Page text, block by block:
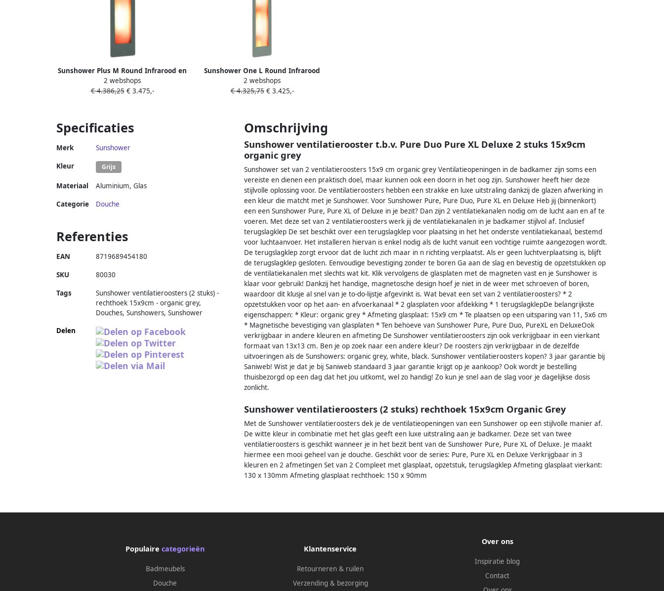
Sunshower Plus M Round Infrarood en
UV-licht 140x33 cm Inbouw Opbouw
vlak of hoek Organic Grey Sunm0600-
2 webshops
€ 4.386,25€ 3.475,-
Sunshower One L Round Infrarood
185x33 cm Inbouw Opbouw vlak of
hoek Organic Grey Sunl0500-l0103
2 webshops
€ 4.325,75€ 3.425,-
Specificaties
Merk Sunshower
Kleur Grijs
Materiaal Aluminium, Glas
Categorie Douche
Omschrijving
Sunshower ventilatierooster t.b.v. Pure Duo Pure XL Deluxe 2 stuks 15x9cm
organic grey
Sunshower set van 2 ventilatieroosters 15x9 cm organic grey Ventilatieopeningen in de badkamer zijn soms een
vereiste en dienen een praktisch doel, maar kunnen ook een doorn in het oog zijn. Sunshower heeft hier deze
stijlvolle oplossing voor. De ventilatieroosters hebben een strakke en luxe uitstraling dankzij de glazen afwerking in
een kleur die matcht met je Sunshower. Voor Sunshower Pure, Pure Duo, Pure XL en Deluxe Heb jij (binnenkort)
een een Sunshower Pure, Pure XL of Deluxe in je bezit? Dan zijn 2 ventilatiekanalen nodig om de lucht aan en af te
voeren. Met deze set van 2 ventilatieroosters werk jij de ventilatiekanalen in je badkamer stijlvol af. Inclusief
terugslagklep De set beschikt over een terugslagklep voor plaatsing in het het onderste ventilatiekanaal, bestemd
voor luchtaanvoer. Het installeren hiervan is enkel nodig als de lucht vanuit een vochtige ruimte aangezogen wordt.
De terugslagklep zorgt ervoor dat de lucht zich maar in n richting verplaatst. Als er geen luchtverplaatsing is, blijft
de terugslagklep gesloten. Eenvoudige bevestiging zonder te boren Ga aan de slag en bevestig de opzetstukken op
de ventilatiekanalen met slechts wat kit. Klik vervolgens de glasplaten met de magneten vast en je Sunshower is
klaar voor gebruik! Dankzij het handige, magnetosche design hoef je niet in de weer met schroeven of boren,
waardoor dit klusje al snel van je to-do-lijstje afgevinkt is. Wat bevat een set van 2 ventilatieroosters? * 2
opzetstukken voor op het aan- en afvoerkanaal * 2 glasplaten voor afdekking * 1 terugslagklepDe belangrijkste
eigenschappen: * Kleur: organic grey * Afmeting glasplaat: 15x9 cm * Te plaatsen op een uitsparing van 11, 5x6 cm
* Magnetische bevestiging van glasplaten * Ten behoeve van Sunshower Pure, Pure Duo, PureXL en DeluxeOok
verkrijgbaar in andere kleuren en afmeting De Sunshower ventilatieroosters zijn ook verkrijgbaar in een vierkant
formaat van 13x13 cm. Ben je op zoek naar een andere kleur? De roosters zijn verkrijgbaar in de dezelfde
uitvoeringen als de Sunshowers: organic grey, white, black. Sunshower ventilatieroosters kopen? 3 jaar garantie bij
Saniweb! Wist je dat je bij Saniweb standaard 3 jaar garantie krijgt op je aankoop? Ook wordt je bestelling
thuisbezorgd op een dag dat het jou uitkomt, wel zo handig! Zo kun je snel aan de slag voor je dagelijkse dosis
zonlicht.
Sunshower ventilatieroosters (2 stuks) rechthoek 15x9cm Organic Grey
Met de Sunshower ventilatieroosters dek je de ventilatieopeningen van een Sunshower op een stijlvolle manier af.
De witte kleur in combinatie met het glas geeft een luxe uitstraling aan je badkamer. Deze set van twee
ventilatieroosters is geschikt wanneer je in het bezit bent van de Sunshower Pure, Pure XL of Deluxe. Je maakt
hiermee een mooi geheel van je douche. Geschikt voor de series: Pure, Pure XL en Deluxe Verkrijgbaar in 3
kleuren en 2 afmetingen Set van 2 Compleet met glasplaat, opzetstuk, terugslagklep Afmeting glasplaat vierkant:
130 x 130mm Afmeting glasplaat rechthoek: 150 x 90mm
Referenties
EAN 8719689454180
SKU 80030
Tags
Sunshower ventilatieroosters (2 stuks) -
rechthoek 15x9cm - organic grey,
Douches, Sunshowers, Sunshower
Delen
Populaire categorieën
Badmeubels
Douche
Klantenservice
Retourneren & ruilen
Verzending & bezorging
Over ons
Inspiratie blog
Contact